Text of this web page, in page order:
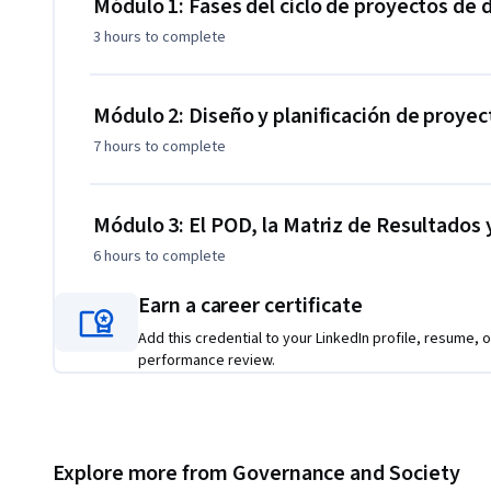
Interamericano de Desarrollo (BID), lo cual te ayudará a
Además, este MOOC hace parte de la Especialización en
recoge el conocimiento y experiencia del BID en sus más
proyectos. Esta especialización se compone de los
- Diseño de proyectos de desarrollo
- Gestión con enfoque en riesgos en proyectos de desarrollo
Módulo 1: Fases del ciclo de proyectos de
3 hours to complete
Módulo 2: Diseño y planificación de
7 hours to complete
Módulo 3: El POD, la Matriz de Resultados
6 hours to complete
Earn a career certificate
Add this credential to your LinkedIn profile, resume,
performance review.
Explore more from Governance and Society